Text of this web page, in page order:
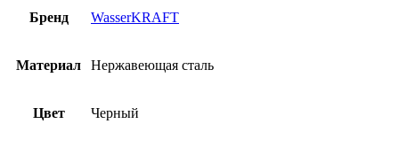
Бренд WasserKRAFT
Материал Нержавеющая сталь
Цвет Черный